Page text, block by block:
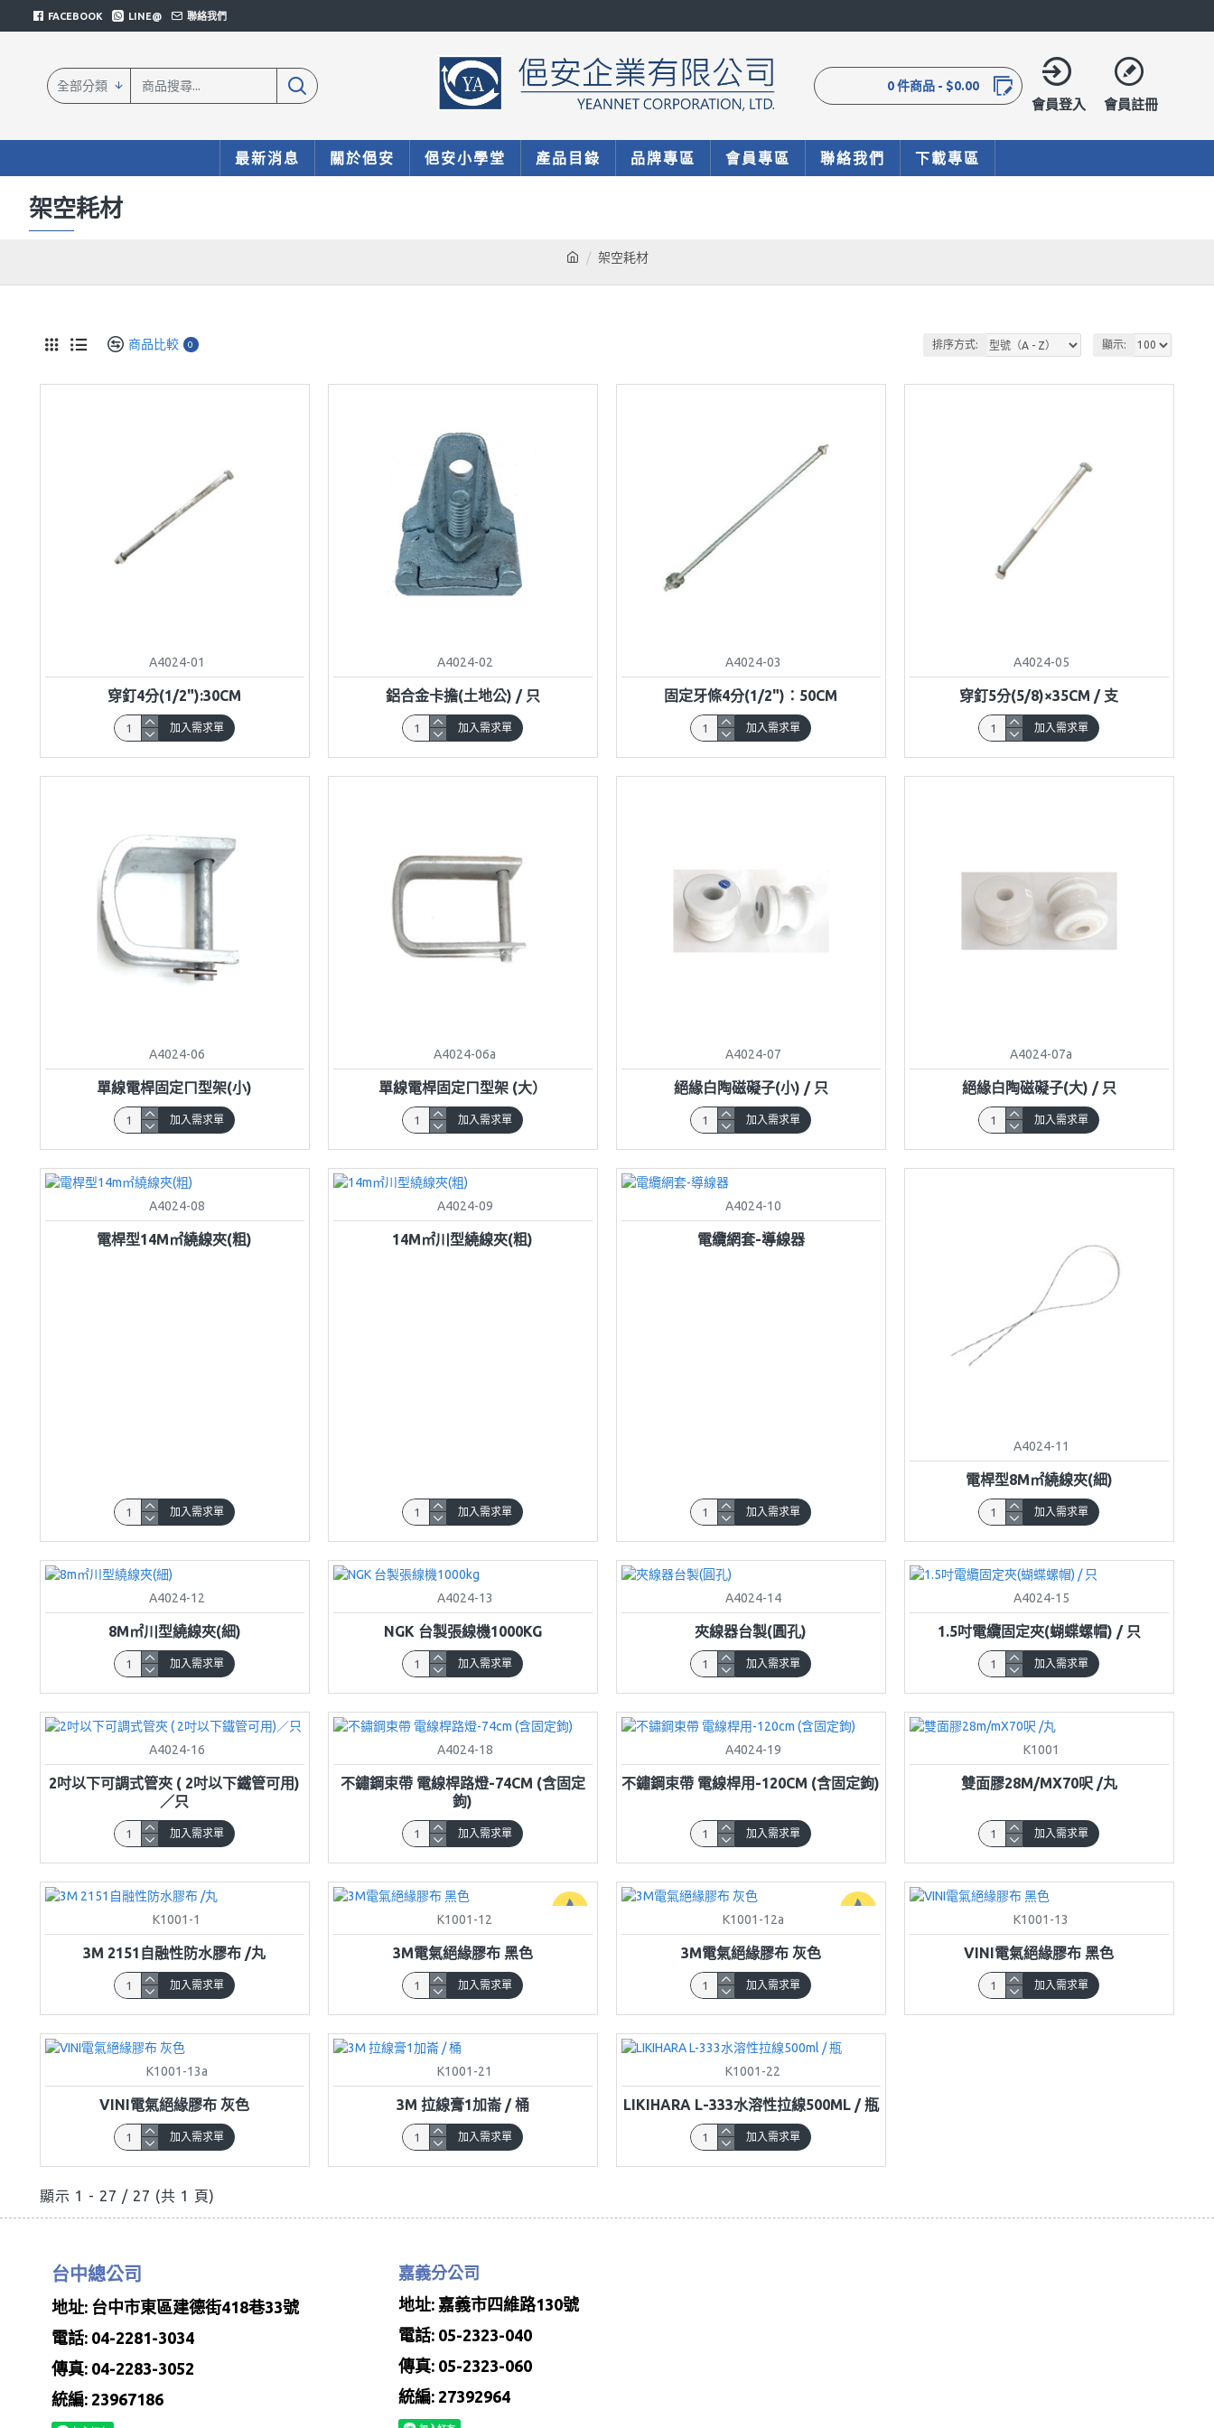
FACEBOOK LINE@ 聯絡我們
全部分類
會員登入 會員註冊
0 件商品 - $0.00
最新消息 關於俋安 俋安小學堂 產品目錄 品牌專區 會員專區 聯絡我們 下載專區
架空耗材
架空耗材
商品比較 0 排序方式: 顯示:
A4024-01
穿釘4分(1/2"):30CM
加入需求單
A4024-02
鋁合金卡擔(土地公) / 只
加入需求單
A4024-03
固定牙條4分(1/2")：50CM
加入需求單
A4024-05
穿釘5分(5/8)×35CM / 支
加入需求單
A4024-06
單線電桿固定ㄇ型架(小)
加入需求單
A4024-06a
單線電桿固定ㄇ型架 (大）
加入需求單
A4024-07
絕緣白陶磁礙子(小) / 只
加入需求單
A4024-07a
絕緣白陶磁礙子(大) / 只
加入需求單
A4024-08
電桿型14M㎡繞線夾(粗)
加入需求單
A4024-09
14M㎡川型繞線夾(粗)
加入需求單
A4024-10
電纜網套-導線器
加入需求單
A4024-11
電桿型8M㎡繞線夾(細)
加入需求單
A4024-12
8M㎡川型繞線夾(細)
加入需求單
A4024-13
NGK 台製張線機1000KG
加入需求單
A4024-14
夾線器台製(圓孔)
加入需求單
A4024-15
1.5吋電纜固定夾(蝴蝶螺帽) / 只
加入需求單
A4024-16
2吋以下可調式管夾 ( 2吋以下鐵管可用)
／只
加入需求單
A4024-18
不鏽鋼束帶 電線桿路燈-74CM (含固定
鉤)
加入需求單
A4024-19
不鏽鋼束帶 電線桿用-120CM (含固定鉤)
加入需求單
K1001
雙面膠28M/MX70呎 /丸
加入需求單
K1001-1
3M 2151自融性防水膠布 /丸
加入需求單
K1001-12
3M電氣絕緣膠布 黑色
加入需求單
K1001-12a
3M電氣絕緣膠布 灰色
加入需求單
K1001-13
VINI電氣絕緣膠布 黑色
加入需求單
K1001-13a
VINI電氣絕緣膠布 灰色
加入需求單
K1001-21
3M 拉線膏1加崙 / 桶
加入需求單
K1001-22
LIKIHARA L-333水溶性拉線500ML / 瓶
加入需求單
顯示 1 - 27 / 27 (共 1 頁)
台中總公司
地址: 台中市東區建德街418巷33號
電話: 04-2281-3034
傳真: 04-2283-3052
統編: 23967186
嘉義分公司
地址: 嘉義市四維路130號
電話: 05-2323-040
傳真: 05-2323-060
統編: 27392964